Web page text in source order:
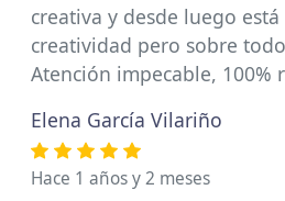
creativa y desde luego
creatividad pero sobre
Atención impecable, 100%
Elena García Vilariño
Hace 1 años y 2 meses